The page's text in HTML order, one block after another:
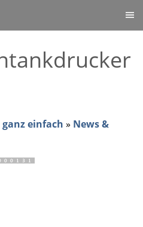
einfach » News &